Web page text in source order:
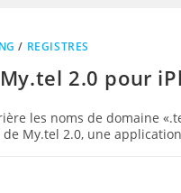
/ REGISTRES
2.0 pour
les noms de domaine
My.tel 2.0, une